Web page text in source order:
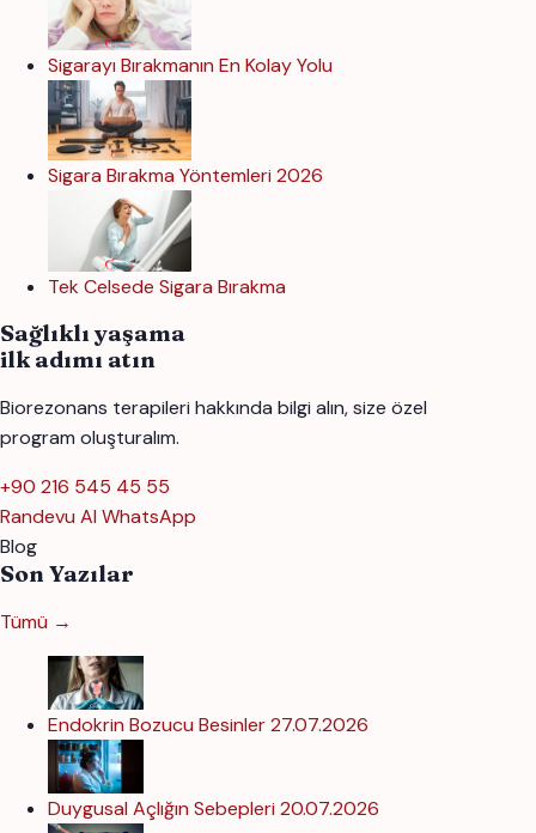
Sigarayı Bırakmanın En Kolay Yolu
Sigara Bırakma Yöntemleri 2026
Tek Celsede Sigara Bırakma
Sağlıklı yaşama
ilk adımı atın
Biorezonans terapileri hakkında bilgi alın, size özel
program oluşturalım.
+90 216 545 45 55
Randevu Al WhatsApp
Blog
Son Yazılar
Tümü →
Endokrin Bozucu Besinler27.07.2026
Duygusal Açlığın Sebepleri 20.07.2026